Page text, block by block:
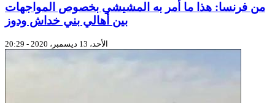
من فرنسا: هذا ما أمر به المشيشي بخصوص المواجهات
بين أهالي بني خداش ودوز
الأحد، 13 ديسمبر، 2020 - 20:29